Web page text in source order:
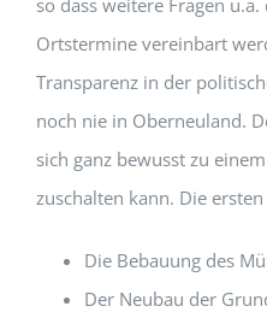
Ortstermine vereinbart
Transparenz in der
noch nie in Oberneuland.
sich ganz bewusst zu
zuschalten kann. Die
Die Bebauung des
Der Neubau der